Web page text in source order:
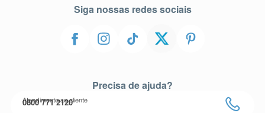
Siga nossas redes sociais
Precisa de ajuda?
Atendimento ao cliente
0800 771 2120